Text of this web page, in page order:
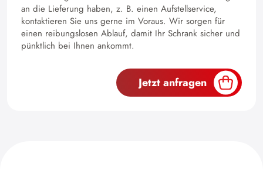
an die Lieferung haben, z. B. einen Aufstellservice,
kontaktieren Sie uns gerne im Voraus. Wir sorgen für
einen reibungslosen Ablauf, damit Ihr Schrank sicher und
pünktlich bei Ihnen ankommt.
Jetzt anfragen